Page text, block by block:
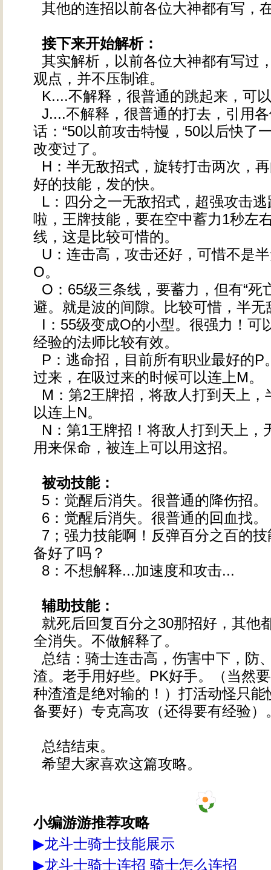
其他的连招以前各位大神都有写，
接下来开始解析：
其实解析，以前各位大神都有写过
观点，并不压制谁。
K....不解释，很普通的跳起来，可
J....不解释，很普通的打去，引用
话：“50以前攻击特慢，50以后快了
改变过了。
H：半无敌招式，旋转打击两次，
好的技能，发的快。
L：四分之一无敌招式，超强攻击
啦，王牌技能，要在空中蓄力1秒左
线，这是比较可惜的。
U：连击高，攻击还好，可惜不是
O。
O：65级三条线，要蓄力，但有“死
避。就是波的间隙。比较可惜，半无
I：55级变成O的小型。很强力！可
经验的法师比较有效。
P：逃命招，目前所有职业最好的P
过来，在吸过来的时候可以连上M。
M：第2王牌招，将敌人打到天上，
以连上N。
N：第1王牌招！将敌人打到天上，
用来保命，被连上可以用这招。
被动技能：
5：觉醒后消失。很普通的降伤招。
6：觉醒后消失。很普通的回血找。
7；强力技能啊！反弹百分之百的
备好了吗？
8：不想解释...加速度和攻击...
辅助技能：
就死后回复百分之30那招好，其他
全消失。不做解释了。
总结：骑士连击高，伤害中下，防
渣。老手用好些。PK好手。（当然
种渣渣是绝对输的！）打活动怪只能
备要好）专克高攻（还得要有经验）
总结结束。
希望大家喜欢这篇攻略。
小编游游推荐攻略
▶龙斗士骑士技能展示
▶龙斗士骑士连招 骑士怎么连招